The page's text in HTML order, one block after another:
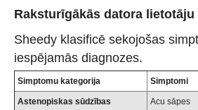
Raksturīgākās datora
Sheedy klasificē sekojošas
iespējamās diagnozes.
Simptomu kategorija Simptomi
Astenopiskas sūdzības Acu sāpes